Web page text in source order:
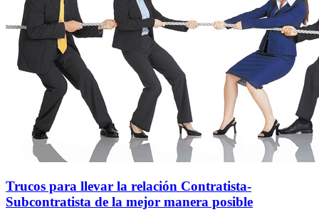
Trucos para llevar la relación Contratista-
Subcontratista de la mejor manera posible